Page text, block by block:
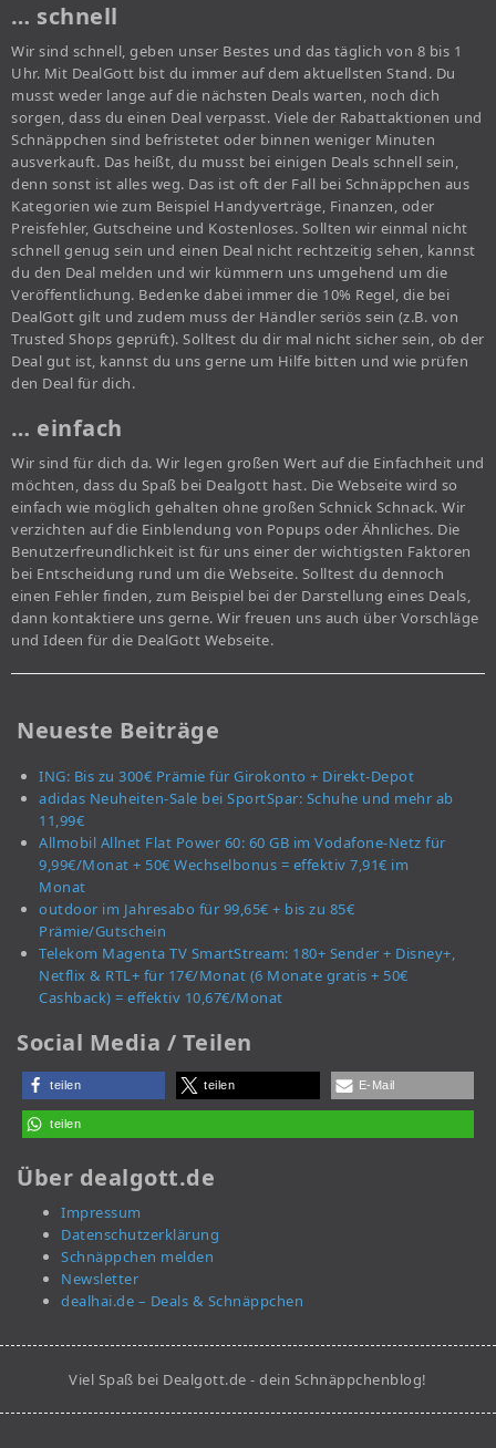
… schnell
Wir sind schnell, geben unser Bestes und das täglich von 8 bis 1
Uhr. Mit DealGott bist du immer auf dem aktuellsten Stand. Du
musst weder lange auf die nächsten Deals warten, noch dich
sorgen, dass du einen Deal verpasst. Viele der Rabattaktionen und
Schnäppchen sind befristetet oder binnen weniger Minuten
ausverkauft. Das heißt, du musst bei einigen Deals schnell sein,
denn sonst ist alles weg. Das ist oft der Fall bei Schnäppchen aus
Kategorien wie zum Beispiel Handyverträge, Finanzen, oder
Preisfehler, Gutscheine und Kostenloses. Sollten wir einmal nicht
schnell genug sein und einen Deal nicht rechtzeitig sehen, kannst
du den Deal melden und wir kümmern uns umgehend um die
Veröffentlichung. Bedenke dabei immer die 10% Regel, die bei
DealGott gilt und zudem muss der Händler seriös sein (z.B. von
Trusted Shops geprüft). Solltest du dir mal nicht sicher sein, ob der
Deal gut ist, kannst du uns gerne um Hilfe bitten und wie prüfen
den Deal für dich.
… einfach
Wir sind für dich da. Wir legen großen Wert auf die Einfachheit und
möchten, dass du Spaß bei Dealgott hast. Die Webseite wird so
einfach wie möglich gehalten ohne großen Schnick Schnack. Wir
verzichten auf die Einblendung von Popups oder Ähnliches. Die
Benutzerfreundlichkeit ist für uns einer der wichtigsten Faktoren
bei Entscheidung rund um die Webseite. Solltest du dennoch
einen Fehler finden, zum Beispiel bei der Darstellung eines Deals,
dann kontaktiere uns gerne. Wir freuen uns auch über Vorschläge
und Ideen für die DealGott Webseite.
Neueste Beiträge
ING: Bis zu 300€ Prämie für Girokonto + Direkt-Depot
adidas Neuheiten-Sale bei SportSpar: Schuhe und mehr ab
11,99€
Allmobil Allnet Flat Power 60: 60 GB im Vodafone-Netz für
9,99€/Monat + 50€ Wechselbonus = effektiv 7,91€ im
Monat
outdoor im Jahresabo für 99,65€ + bis zu 85€
Prämie/Gutschein
Telekom Magenta TV SmartStream: 180+ Sender + Disney+,
Netflix & RTL+ für 17€/Monat (6 Monate gratis + 50€
Cashback) = effektiv 10,67€/Monat
Social Media / Teilen
teilen teilen E-Mail
teilen
Über dealgott.de
Impressum
Datenschutzerklärung
Schnäppchen melden
Newsletter
dealhai.de – Deals & Schnäppchen
Viel Spaß bei Dealgott.de - dein Schnäppchenblog!